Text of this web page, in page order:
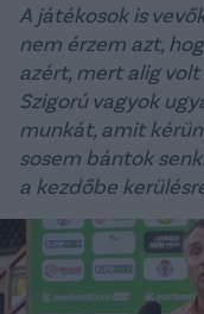
A játékosok is
nem érzem azt,
azért, mert alig
Szigorú vagyok
munkát, amit
sosem bántok
a kezdőbe